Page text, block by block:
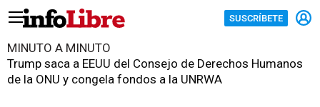
SUSCRÍBETE
MINUTO A MINUTO
Trump saca a EEUU del Consejo de Derechos Humanos
de la ONU y congela fondos a la UNRWA